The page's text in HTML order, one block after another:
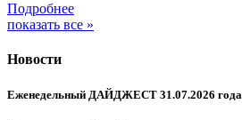
Подробнее
показать все »
Новости
Еженедельный ДАЙДЖЕСТ 31.07.2026 года